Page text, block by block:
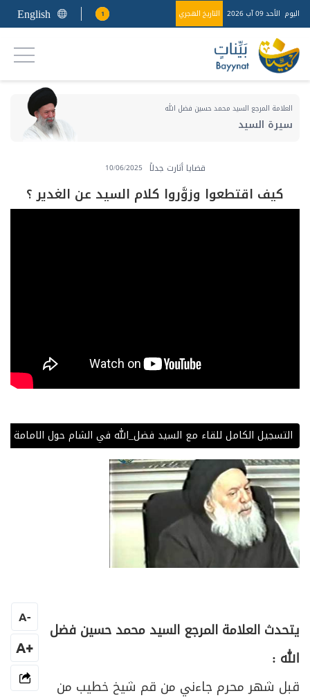
اليوم الأحد 09 آب 2026 التاريخ الهجري 1
English
العلامة المرجع السيد محمد حسين فضل الله
سيرة السيد
قضايا أثارت جدلاً 10/06/2025
كيف اقتطعوا وزوَّروا كلام السيد عن الغدير ؟
التسجيل الكامل للقاء مع السيد فضل_الله في الشام حول الامامة
يتحدث العلامة المرجع السيد محمد حسين فضل
الله :
قبل شهر محرم جاءني من قم شيخ خطيب من
-
A
+A